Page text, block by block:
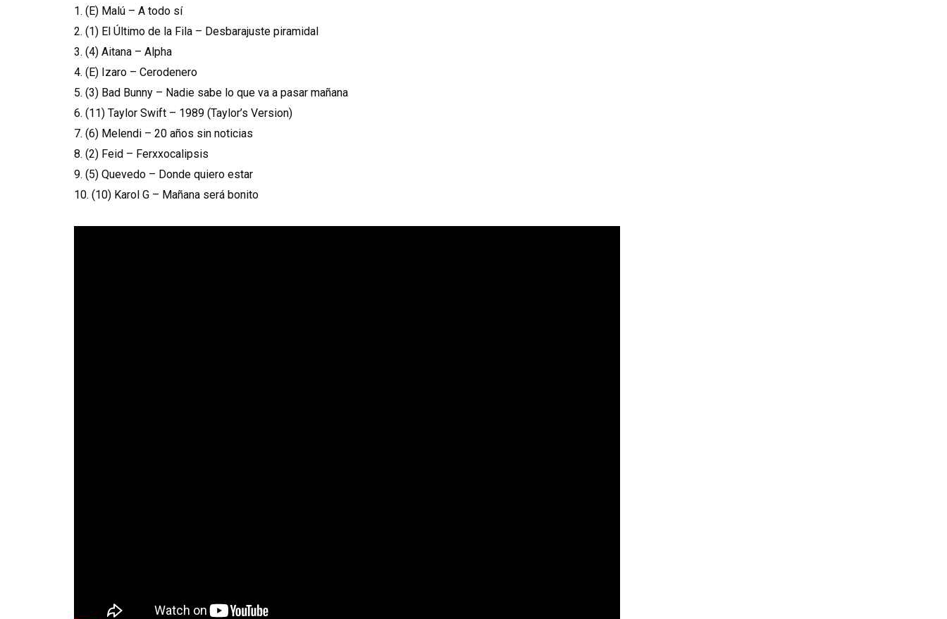
1. (E) Malú – A todo sí
2. (1) El Último de la Fila – Desbarajuste piramidal
3. (4) Aitana – Alpha
4. (E) Izaro – Cerodenero
5. (3) Bad Bunny – Nadie sabe lo que va a pasar mañana
6. (11) Taylor Swift – 1989 (Taylor’s Version)
7. (6) Melendi – 20 años sin noticias
8. (2) Feid – Ferxxocalipsis
9. (5) Quevedo – Donde quiero estar
10. (10) Karol G – Mañana será bonito